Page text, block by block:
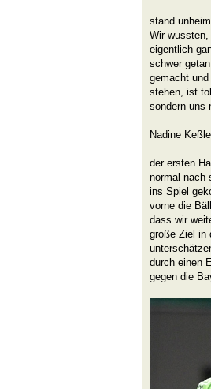
stand
Wir
eigentlich
schwer
gemacht
stehen, ist
sondern uns
der ersten
normal nach
ins Spiel
vorne die
dass wir
große Ziel in
durch einen
gegen die